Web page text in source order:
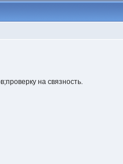
на связность.